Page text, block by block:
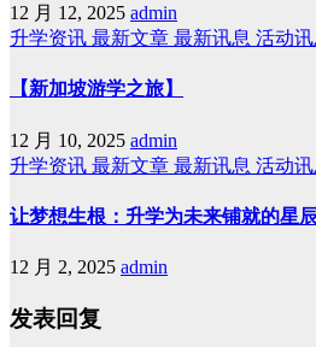
12 月 12, 2025 admin
升学资讯 最新文章 最新讯息 活动讯
【新加坡游学之旅】
12 月 10, 2025 admin
升学资讯 最新文章 最新讯息 活动讯
让梦想生根：升学为未来铺就的星
12 月 2, 2025 admin
发表回复